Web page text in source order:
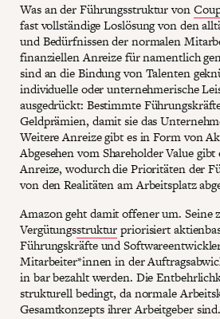
Was an der Führungsstruktur von
fast vollständige Loslösung von den
und Bedürfnissen der normalen
finanziellen Anreize für namentlich
sind an die Bindung von Talenten
individuelle oder unternehmerische
ausgedrückt: Bestimmte
Geldprämien, damit sie das
Weitere Anreize gibt es in Form von
Abgesehen vom Shareholder Value
Anreize, wodurch die Prioritäten der
von den Realitäten am Arbeitsplatz
Amazon geht damit offener um. Seine
Vergütungsstrukturpriorisiert
Führungskräfte und
Mitarbeiter*innen in der
in bar bezahlt werden. Die
strukturell bedingt, da normale
Gesamtkonzepts ihrer Arbeitgeber sind.